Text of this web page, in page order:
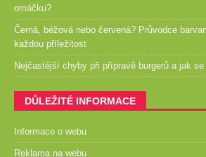
omáčku?
Černá, béžová nebo červená? Průvodce
každou příležitost
Nejčastější chyby při přípravě burgerů a jak
DŮLEŽITÉ INFORMACE
Informace o webu
Reklama na webu